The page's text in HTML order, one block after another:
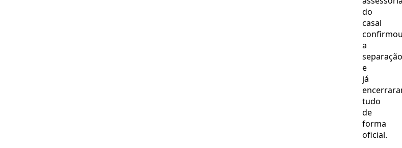
do
casal
a
separação
e
já
tudo
de
forma
oficial.